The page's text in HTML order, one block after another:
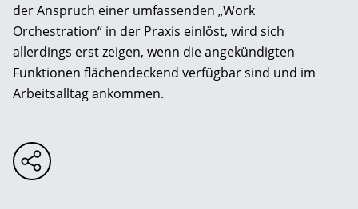
der Anspruch einer umfassenden „Work
Orchestration“ in der Praxis einlöst, wird sich
allerdings erst zeigen, wenn die angekündigten
Funktionen flächendeckend verfügbar sind und im
Arbeitsalltag ankommen.